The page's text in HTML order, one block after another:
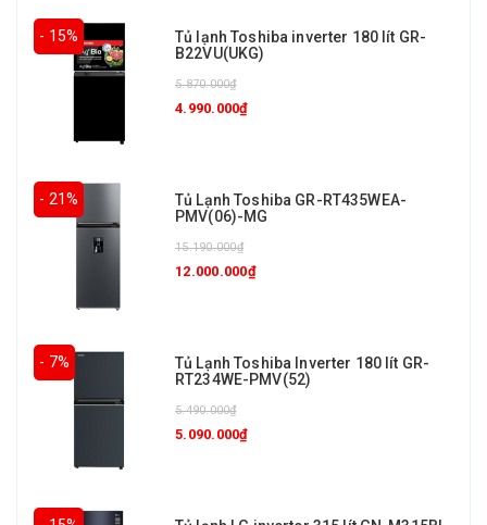
- 15%
Tủ lạnh Toshiba inverter 180 lít GR-
B22VU(UKG)
5.870.000₫
4.990.000₫
- 21%
Tủ Lạnh Toshiba GR-RT435WEA-
PMV(06)-MG
15.190.000₫
12.000.000₫
- 7%
Tủ Lạnh Toshiba Inverter 180 lít GR-
RT234WE-PMV(52)
5.490.000₫
5.090.000₫